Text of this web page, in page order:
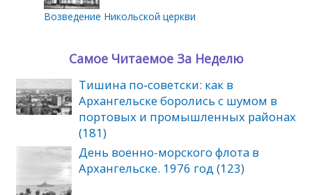
Возведение Никольской церкви
Самое Читаемое За Неделю
Тишина по‑советски: как в
Архангельске боролись с шумом в
портовых и промышленных районах
(181)
День военно-морского флота в
Архангельске. 1976 год (123)